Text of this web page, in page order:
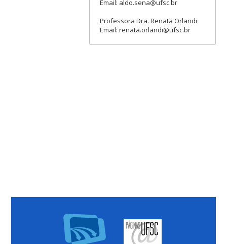
Email: aldo.sena@ufsc.br
Professora Dra. Renata Orlandi
Email: renata.orlandi@ufsc.br